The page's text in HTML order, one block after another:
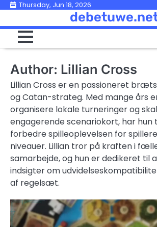
Skip
content
Thursday, Jun 18, 2026
Author: Lillian Cross
Lillian Cross er en passioneret
og Catan-strateg. Med mange års
organisere lokale turneringer og
engagerende scenariokort, har hun
forbedre spilleoplevelsen for
niveauer. Lillian tror på kraften i
samarbejde, og hun er dedikeret til
indsigter om
af regelsæt.